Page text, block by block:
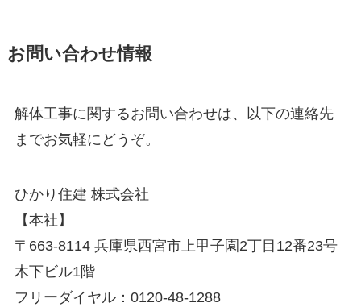
お問い合わせ情報
解体工事に関するお問い合わせは、以下の連絡先
までお気軽にどうぞ。
ひかり住建 株式会社
【本社】
〒663-8114 兵庫県西宮市上甲子園2丁目12番23号
木下ビル1階
フリーダイヤル：0120-48-1288